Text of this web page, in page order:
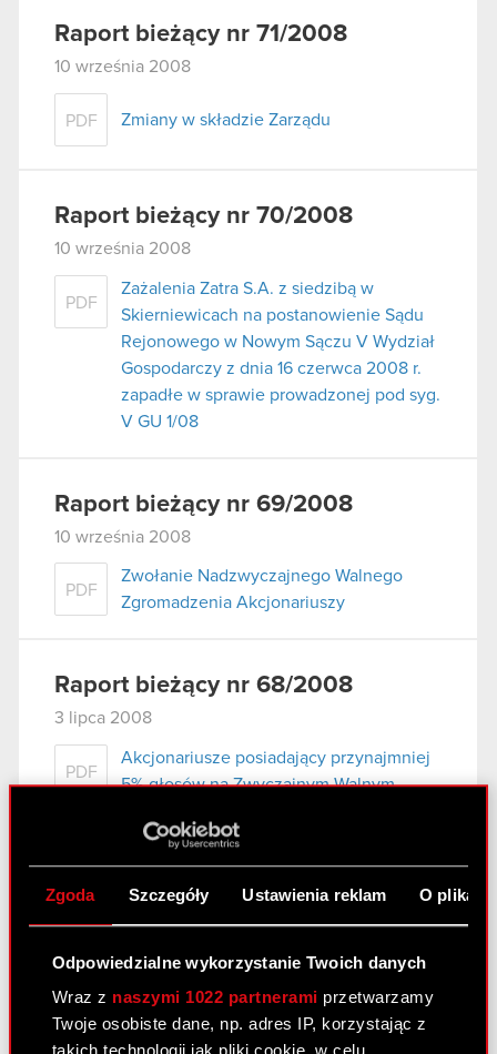
Zgoda Szczegóły Ustawienia reklam O
Odpowiedzialne wykorzystanie Twoich danych
Wraz z naszymi 1022 partnerami przetwarzamy
Twoje osobiste dane, np. adres IP, korzystając z
Raport bieżący nr 71/2008
10 września 2008
PDF Zmiany w składzie Zarządu
Raport bieżący nr 70/2008
10 września 2008
PDF
Zażalenia Zatra S.A. z siedzibą w
Skierniewicach na postanowienie Sądu
Rejonowego w Nowym Sączu V Wydział
Gospodarczy z dnia 16 czerwca 2008 r.
zapadłe w sprawie prowadzonej pod syg.
V GU 1/08
Raport bieżący nr 69/2008
10 września 2008
PDF
Zwołanie Nadzwyczajnego Walnego
Zgromadzenia Akcjonariuszy
Raport bieżący nr 68/2008
3 lipca 2008
PDF
Akcjonariusze posiadający przynajmniej
5% głosów na Zwyczajnym Walnym
czerwca 2008 r.
Raport bieżący nr 67/2008
2 lipca 2008
PDF Odwołanie Prokurenta samoistnego